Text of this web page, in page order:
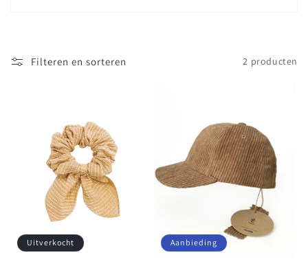
:
Filteren en sorteren 2 producten
Uitverkocht Aanbieding